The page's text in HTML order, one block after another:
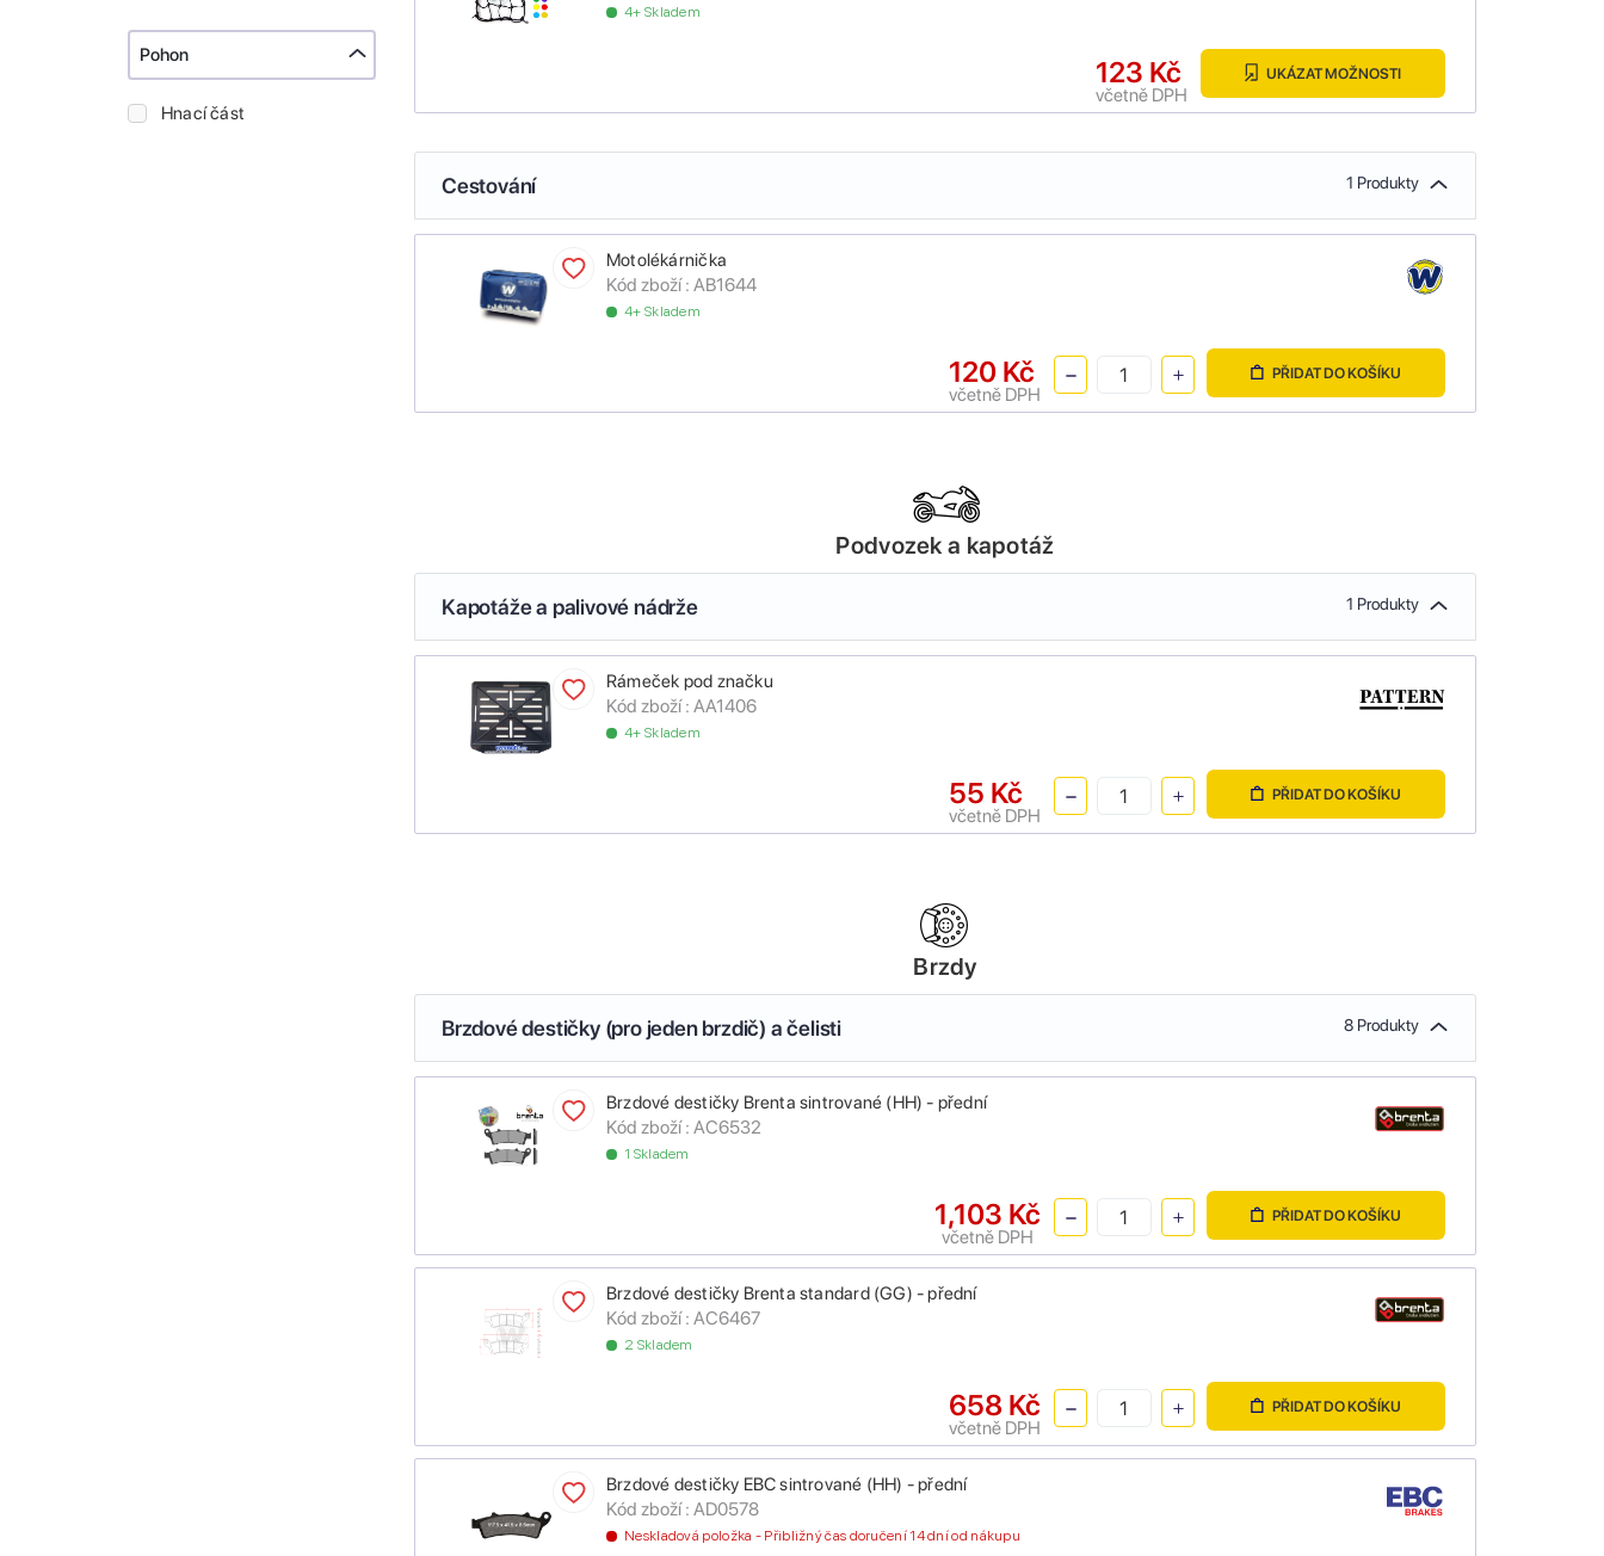
Pohon
Hnací část
4+ Skladem
123 Kč
včetně DPH
UKÁZAT MOŽNOSTI
Cestování 1 Produkty
Motolékárnička
Kód zboží : AB1644
4+ Skladem
120 Kč
včetně DPH
PŘIDAT DO KOŠÍKU
Podvozek a kapotáž
Kapotáže a palivové nádrže 1 Produkty
Rámeček pod značku
Kód zboží : AA1406
4+ Skladem
55 Kč
včetně DPH
PŘIDAT DO KOŠÍKU
Brzdy
Brzdové destičky (pro jeden brzdič) a čelisti 8 Produkty
Brzdové destičky Brenta sintrované (HH) - přední
Kód zboží : AC6532
1 Skladem
1,103 Kč
včetně DPH
PŘIDAT DO KOŠÍKU
Brzdové destičky Brenta standard (GG) - přední
Kód zboží : AC6467
2 Skladem
658 Kč
včetně DPH
PŘIDAT DO KOŠÍKU
Brzdové destičky EBC sintrované (HH) - přední
Kód zboží : AD0578
Neskladová položka - Přibližný čas doručení 14 dní od nákupu